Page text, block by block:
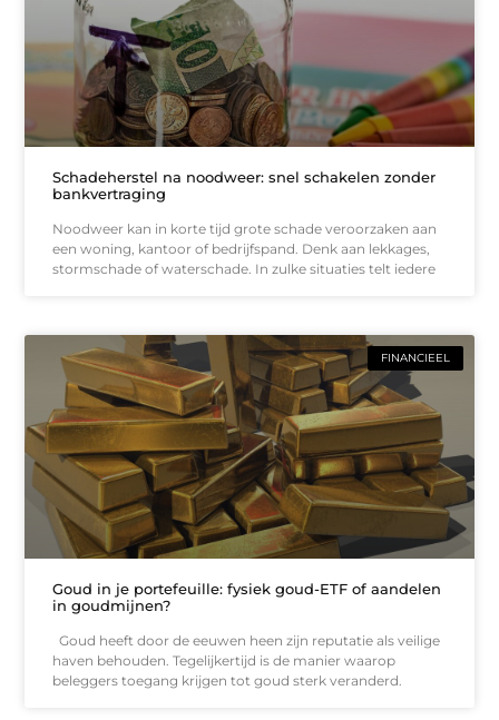
Schadeherstel na noodweer: snel schakelen zonder
bankvertraging
Noodweer kan in korte tijd grote schade veroorzaken aan
een woning, kantoor of bedrijfspand. Denk aan lekkages,
stormschade of waterschade. In zulke situaties telt iedere
FINANCIEEL
Goud in je portefeuille: fysiek goud-ETF of aandelen
in goudmijnen?
Goud heeft door de eeuwen heen zijn reputatie als veilige
haven behouden. Tegelijkertijd is de manier waarop
beleggers toegang krijgen tot goud sterk veranderd.